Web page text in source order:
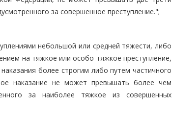
за совершенное преступление.";
небольшой или средней тяжести, либо
на тяжкое или особо тяжкое преступление,
более строгим либо путем частичного
наказание не может превышать более чем
за наиболее тяжкое из совершенных